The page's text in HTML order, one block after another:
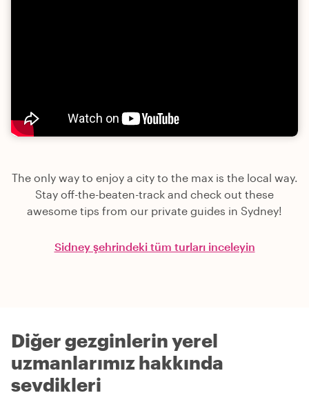
The only way to enjoy a city to the max is the local way.
Stay off-the-beaten-track and check out these
awesome tips from our private guides in Sydney!
Sidney şehrindeki tüm turları inceleyin
Diğer gezginlerin yerel
uzmanlarımız hakkında
sevdikleri